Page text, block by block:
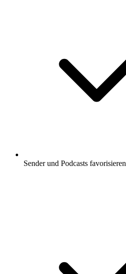
Sender und Podcasts favorisieren